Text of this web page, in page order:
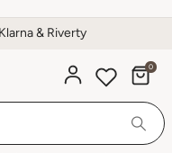
& Riverty
0